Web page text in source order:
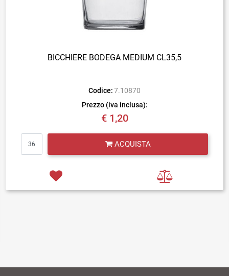
BICCHIERE BODEGA MEDIUM CL35,5
Codice: 7.10870
Prezzo (iva inclusa):
€ 1,20
ACQUISTA